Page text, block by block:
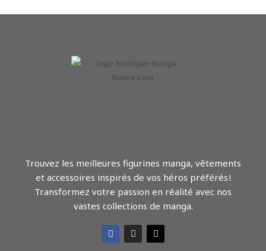
Trouvez les meilleures figurines manga, vêtements
et accessoires inspirés de vos héros préférés !
Transformez votre passion en réalité avec nos
vastes collections de manga.